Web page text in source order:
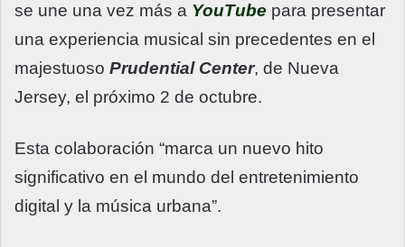
se une una vez más a YouTube para presentar
una experiencia musical sin precedentes en el
majestuoso Prudential Center, de Nueva
Jersey, el próximo 2 de octubre.
Esta colaboración “marca un nuevo hito
significativo en el mundo del entretenimiento
digital y la música urbana”.